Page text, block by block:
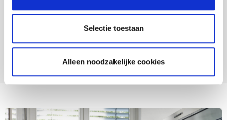
Selectie toestaan
Alleen noodzakelijke cookies